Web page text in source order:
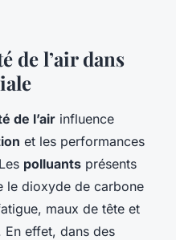
de l’air dans
de l’air influence
et les performances
polluants présents
le dioxyde de carbone
maux de tête et
En effet, dans des